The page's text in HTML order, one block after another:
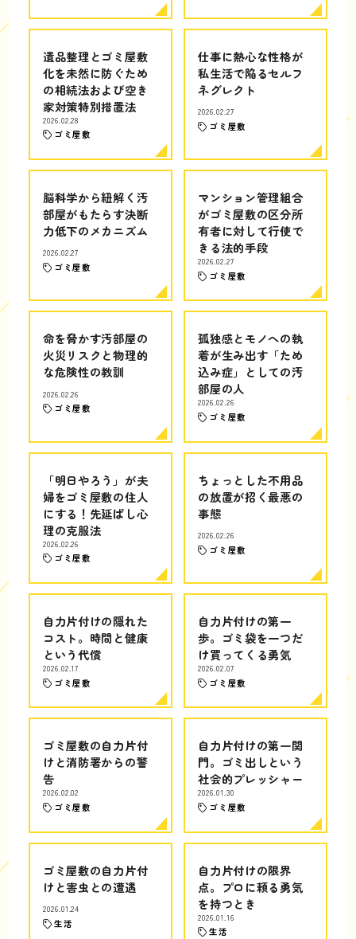
遺品整理とゴミ屋敷
化を未然に防ぐため
の相続法および空き
家対策特別措置法
2026.02.28
ゴミ屋敷
仕事に熱心な性格が
私生活で陥るセルフ
ネグレクト
2026.02.27
ゴミ屋敷
脳科学から紐解く汚
部屋がもたらす決断
力低下のメカニズム
2026.02.27
ゴミ屋敷
マンション管理組合
がゴミ屋敷の区分所
有者に対して行使で
きる法的手段
2026.02.27
ゴミ屋敷
命を脅かす汚部屋の
火災リスクと物理的
な危険性の教訓
2026.02.26
ゴミ屋敷
孤独感とモノへの執
着が生み出す「ため
込み症」としての汚
部屋の人
2026.02.26
ゴミ屋敷
「明日やろう」が夫
婦をゴミ屋敷の住人
にする！先延ばし心
理の克服法
2026.02.26
ゴミ屋敷
ちょっとした不用品
の放置が招く最悪の
事態
2026.02.26
ゴミ屋敷
自力片付けの隠れた
コスト。時間と健康
という代償
2026.02.17
ゴミ屋敷
自力片付けの第一
歩。ゴミ袋を一つだ
け買ってくる勇気
2026.02.07
ゴミ屋敷
ゴミ屋敷の自力片付
けと消防署からの警
告
2026.02.02
ゴミ屋敷
自力片付けの第一関
門。ゴミ出しという
社会的プレッシャー
2026.01.30
ゴミ屋敷
ゴミ屋敷の自力片付
けと害虫との遭遇
2026.01.24
生活
自力片付けの限界
点。プロに頼る勇気
を持つとき
2026.01.16
生活